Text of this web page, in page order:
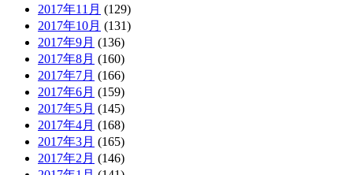
2017年11月 (129)
2017年10月 (131)
2017年9月 (136)
2017年8月 (160)
2017年7月 (166)
2017年6月 (159)
2017年5月 (145)
2017年4月 (168)
2017年3月 (165)
2017年2月 (146)